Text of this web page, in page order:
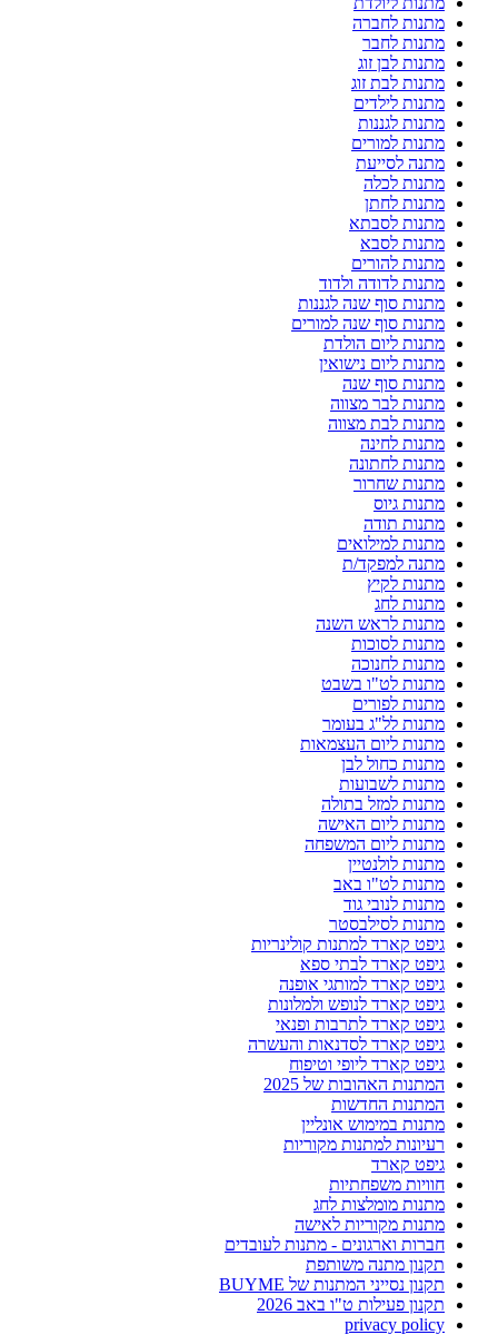
מתנות לחברה
מתנות לחבר
מתנות לבן זוג
מתנות לבת זוג
מתנות לילדים
מתנות לגננות
מתנות למורים
מתנה לסייעת
מתנות לכלה
מתנות לחתן
מתנות לסבתא
מתנות לסבא
מתנות להורים
מתנות לדודה ולדוד
מתנות סוף שנה לגננות
מתנות סוף שנה למורים
מתנות ליום הולדת
מתנות ליום נישואין
מתנות סוף שנה
מתנות לבר מצווה
מתנות לבת מצווה
מתנות לחינה
מתנות לחתונה
מתנות שחרור
מתנות גיוס
מתנות תודה
מתנות למילואים
מתנה למפקד/ת
מתנות לקיץ
מתנות לחג
מתנות לראש השנה
מתנות לסוכות
מתנות לחנוכה
מתנות לט"ו בשבט
מתנות לפורים
מתנות לל"ג בעומר
מתנות ליום העצמאות
מתנות כחול לבן
מתנות לשבועות
מתנות למזל בתולה
מתנות ליום האישה
מתנות ליום המשפחה
מתנות לולנטיין
מתנות לט"ו באב
מתנות לנובי גוד
מתנות לסילבסטר
גיפט קארד למתנות קולינריות
גיפט קארד לבתי ספא
גיפט קארד למותגי אופנה
גיפט קארד לנופש ולמלונות
גיפט קארד לתרבות ופנאי
גיפט קארד לסדנאות והעשרה
גיפט קארד ליופי וטיפוח
המתנות האהובות של 2025
המתנות החדשות
מתנות במימוש אונליין
רעיונות למתנות מקוריות
גיפט קארד
חוויות משפחתיות
מתנות מומלצות לחג
מתנות מקוריות לאישה
חברות וארגונים - מתנות לעובדים
תקנון מתנה משותפת
תקנון נסייני המתנות של BUYME
תקנון פעילות ט"ו באב 2026
privacy policy